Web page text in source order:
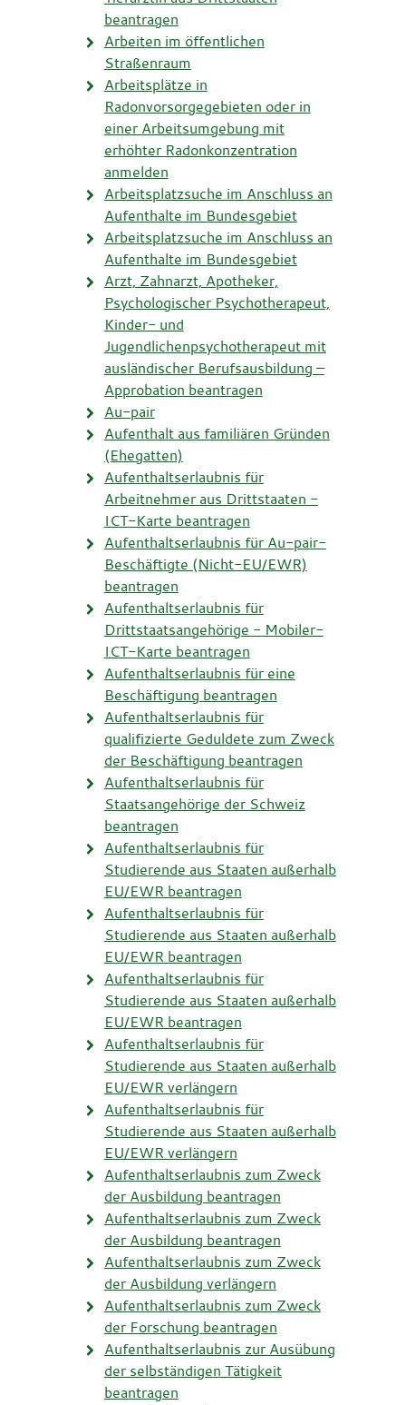
beantragen
Arbeiten im öffentlichen
Straßenraum
Arbeitsplätze in
Radonvorsorgegebieten oder in
einer Arbeitsumgebung mit
erhöhter Radonkonzentration
anmelden
Arbeitsplatzsuche im Anschluss an
Aufenthalte im Bundesgebiet
Arbeitsplatzsuche im Anschluss an
Aufenthalte im Bundesgebiet
Arzt, Zahnarzt, Apotheker,
Psychologischer Psychotherapeut,
Kinder- und
Jugendlichenpsychotherapeut mit
ausländischer Berufsausbildung –
Approbation beantragen
Au-pair
Aufenthalt aus familiären Gründen
(Ehegatten)
Aufenthaltserlaubnis für
Arbeitnehmer aus Drittstaaten -
ICT-Karte beantragen
Aufenthaltserlaubnis für Au-pair-
Beschäftigte (Nicht-EU/EWR)
beantragen
Aufenthaltserlaubnis für
Drittstaatsangehörige - Mobiler-
ICT-Karte beantragen
Aufenthaltserlaubnis für eine
Beschäftigung beantragen
Aufenthaltserlaubnis für
qualifizierte Geduldete zum Zweck
der Beschäftigung beantragen
Aufenthaltserlaubnis für
Staatsangehörige der Schweiz
beantragen
Aufenthaltserlaubnis für
Studierende aus Staaten außerhalb
EU/EWR beantragen
Aufenthaltserlaubnis für
Studierende aus Staaten außerhalb
EU/EWR beantragen
Aufenthaltserlaubnis für
Studierende aus Staaten außerhalb
EU/EWR beantragen
Aufenthaltserlaubnis für
Studierende aus Staaten außerhalb
EU/EWR verlängern
Aufenthaltserlaubnis für
Studierende aus Staaten außerhalb
EU/EWR verlängern
Aufenthaltserlaubnis zum Zweck
der Ausbildung beantragen
Aufenthaltserlaubnis zum Zweck
der Ausbildung beantragen
Aufenthaltserlaubnis zum Zweck
der Ausbildung verlängern
Aufenthaltserlaubnis zum Zweck
der Forschung beantragen
Aufenthaltserlaubnis zur Ausübung
der selbständigen Tätigkeit
beantragen